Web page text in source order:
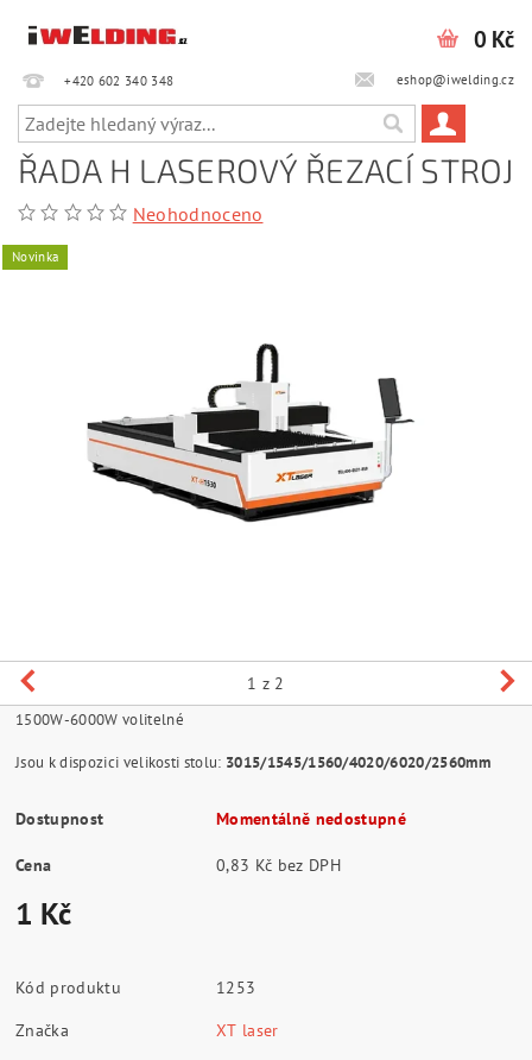
+420 602 340 348‎‎ eshop@iwelding.cz
0 Kč
ŘADA H LASEROVÝ ŘEZACÍ STROJ
Neohodnoceno
Novinka
1 z 2
1500W-6000W volitelné
Jsou k dispozici velikosti stolu: 3015/1545/1560/4020/6020/2560mm
Dostupnost Momentálně nedostupné
Cena 0,83 Kč bez DPH
1 Kč
Kód produktu
1253
Značka
XT laser